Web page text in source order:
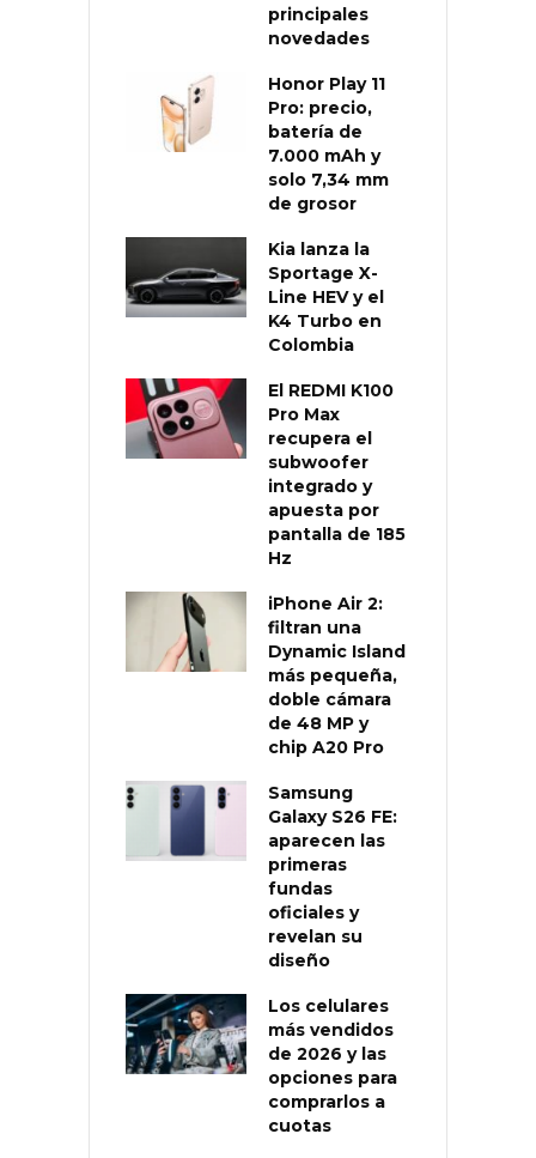
principales
novedades
Honor Play 11
Pro: precio,
batería de
7.000 mAh y
solo 7,34 mm
de grosor
Kia lanza la
Sportage X-
Line HEV y el
K4 Turbo en
Colombia
El REDMI K100
Pro Max
recupera el
subwoofer
integrado y
apuesta por
pantalla de 185
Hz
iPhone Air 2:
filtran una
Dynamic Island
más pequeña,
doble cámara
de 48 MP y
chip A20 Pro
Samsung
Galaxy S26 FE:
aparecen las
primeras
fundas
oficiales y
revelan su
diseño
Los celulares
más vendidos
de 2026 y las
opciones para
comprarlos a
cuotas